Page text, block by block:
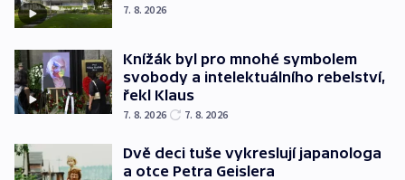
7. 8. 2026
Knížák byl pro mnohé symbolem
svobody a intelektuálního rebelství,
řekl Klaus
7. 8. 2026 7. 8. 2026
Dvě deci tuše vykreslují japanologa
a otce Petra Geislera